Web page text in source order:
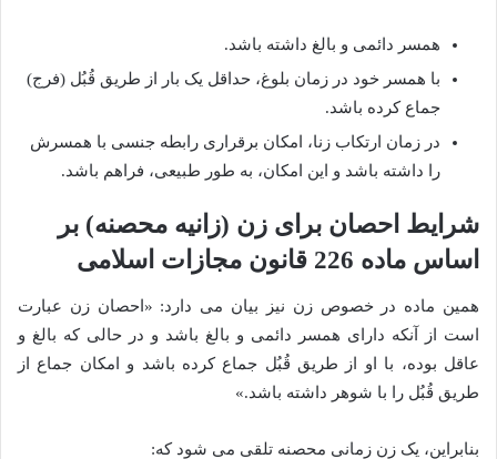
همسر دائمی و بالغ داشته باشد.
با همسر خود در زمان بلوغ، حداقل یک بار از طریق قُبُل (فرج)
جماع کرده باشد.
در زمان ارتکاب زنا، امکان برقراری رابطه جنسی با همسرش
را داشته باشد و این امکان، به طور طبیعی، فراهم باشد.
شرایط احصان برای زن (زانیه محصنه) بر
اساس ماده 226 قانون مجازات اسلامی
همین ماده در خصوص زن نیز بیان می دارد: «احصان زن عبارت
است از آنکه دارای همسر دائمی و بالغ باشد و در حالی که بالغ و
عاقل بوده، با او از طریق قُبُل جماع کرده باشد و امکان جماع از
طریق قُبُل را با شوهر داشته باشد.»
بنابراین، یک زن زمانی محصنه تلقی می شود که: